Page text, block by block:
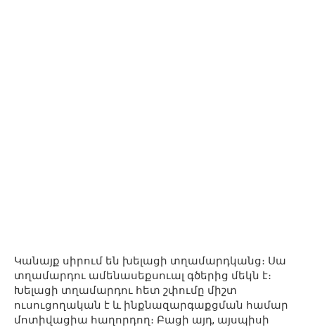
Կանայք սիրում են խելացի տղամարդկանց։ Սա
տղամարդու ամենասեքսուալ գծերից մեկն է։
Խելացի տղամարդու հետ շփումը միշտ
ուսուցողական է և ինքնազարգաքցման համար
մոտիվացիա հաղորդող։ Բացի այդ, այսպիսի